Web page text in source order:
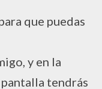
que puedas
y en la
tendrás